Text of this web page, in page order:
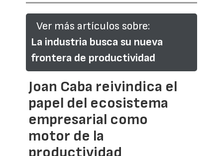
Ver más artículos sobre:
La industria busca su nueva
frontera de productividad
Joan Caba reivindica el
papel del ecosistema
empresarial como
motor de la